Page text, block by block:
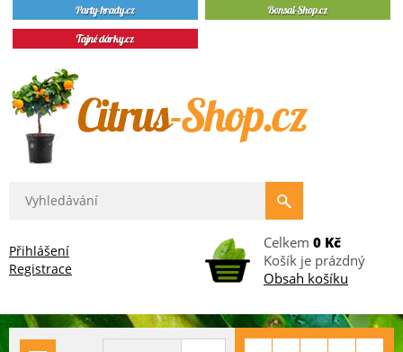
Přihlášení
Registrace
Celkem 0 Kč
Košík je prázdný
Obsah košíku